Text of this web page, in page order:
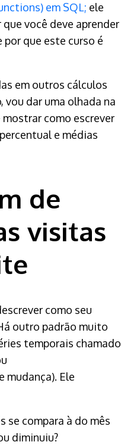
em SQL; ele
você deve aprender
por que este curso é
em outros cálculos
vou dar uma olhada na
mostrar como escrever
e médias
de
visitas
como seu
outro padrão muito
temporais chamado
mudança). Ele
se compara à do mês
diminuiu?